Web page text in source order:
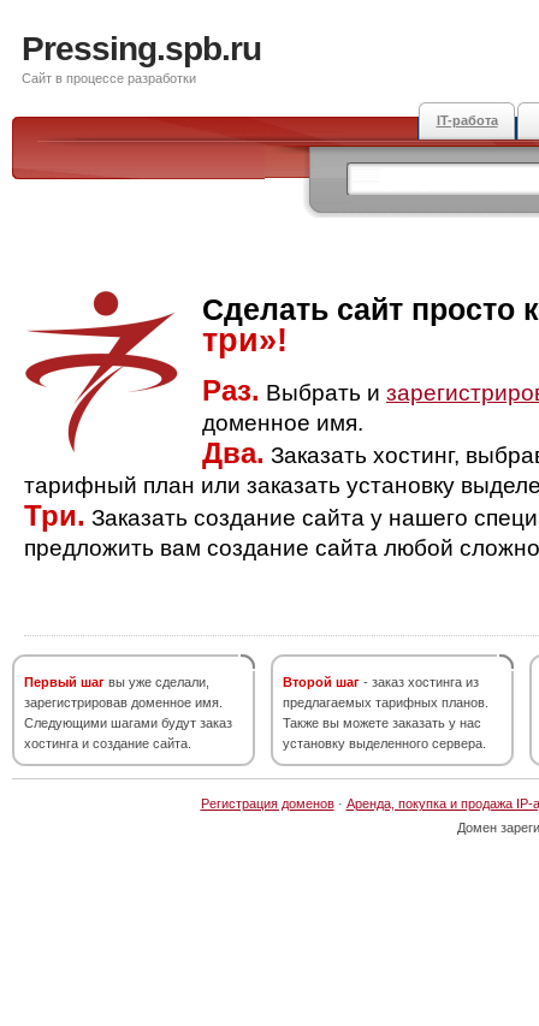
Pressing.spb.ru
Сайт в процессе разработки
IT-работа
Сделать сайт просто
три»!
Раз. Выбрать и
доменное имя.
Два. Заказать хостинг,
тарифный план или заказать установку
Три. Заказать создание сайта у нашего
предложить вам создание сайта любой
Первый шаг вы уже сделали,
зарегистрировав доменное имя.
Следующими шагами будут заказ
хостинга и создание сайта.
Второй шаг - заказ хостинга из
предлагаемых тарифных планов.
Также вы можете заказать у нас
установку выделенного сервера.
Регистрация доменов· Аренда, покупка и продажа IP-
Домен